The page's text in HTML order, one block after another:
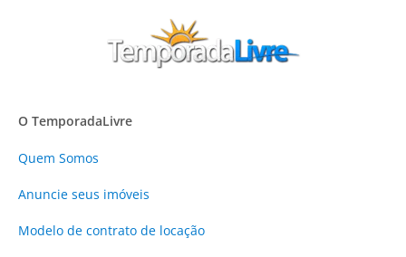
O TemporadaLivre
Quem Somos
Anuncie seus imóveis
Modelo de contrato de locação